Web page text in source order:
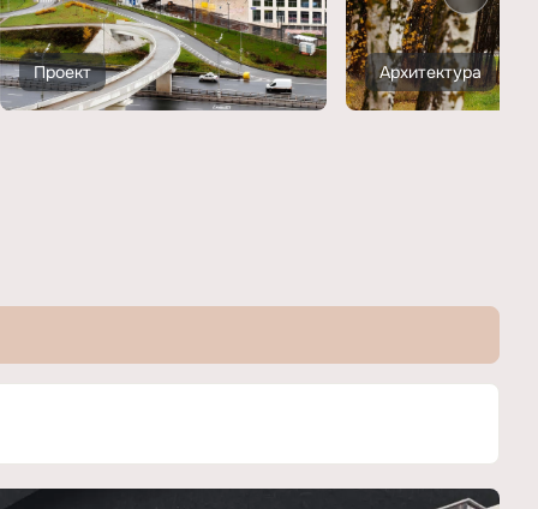
Проект Архитектура